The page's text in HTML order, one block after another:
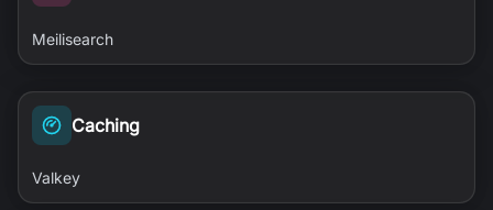
Meilisearch
Caching
Valkey